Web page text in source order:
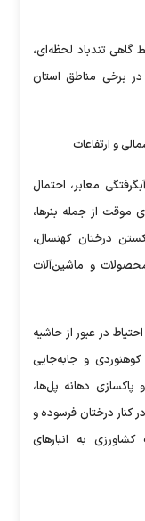
گاهی تندباد لحظه‌ای،
برخی مناطق استان
و ارتفاعات
معابر، احتمال
موقت از جمله بنرها،
درختان کهنسال،
و ماشین‌آلات
در عبور از حاشیه
و جابه‌جایی
پاکسازی دهانه پل‌ها،
کنار درختان فرسوده و
به انبار‌های